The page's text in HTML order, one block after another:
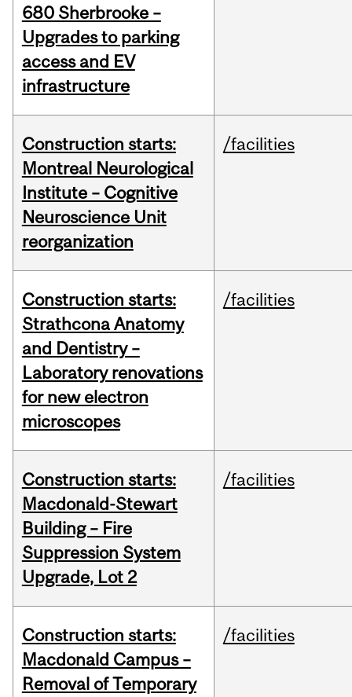
680 Sherbrooke –
Upgrades to parking
access and EV
infrastructure
Construction starts:
Montreal Neurological
Institute – Cognitive
Neuroscience Unit
reorganization
/facilities
Construction starts:
Strathcona Anatomy
and Dentistry –
Laboratory renovations
for new electron
microscopes
/facilities
Construction starts:
Macdonald-Stewart
Building – Fire
Suppression System
Upgrade, Lot 2
/facilities
Construction starts:
Macdonald Campus –
Removal of Temporary
/facilities